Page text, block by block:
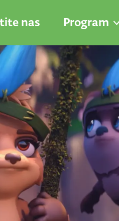
nas Program